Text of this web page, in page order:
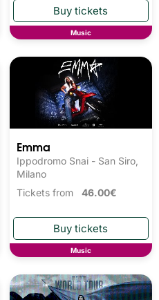
Music
Emma
Ippodromo Snai - San Siro,
Milano
Tickets from 46.00€
Music